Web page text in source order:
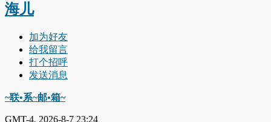
海儿
加为好友
给我留言
打个招呼
发送消息
~联•系~邮•箱~
GMT-4, 2026-8-7 23:24